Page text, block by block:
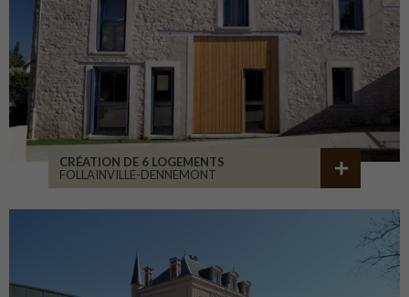
CRÉATION DE 6 LOGEMENTS
FOLLAINVILLE-DENNEMONT